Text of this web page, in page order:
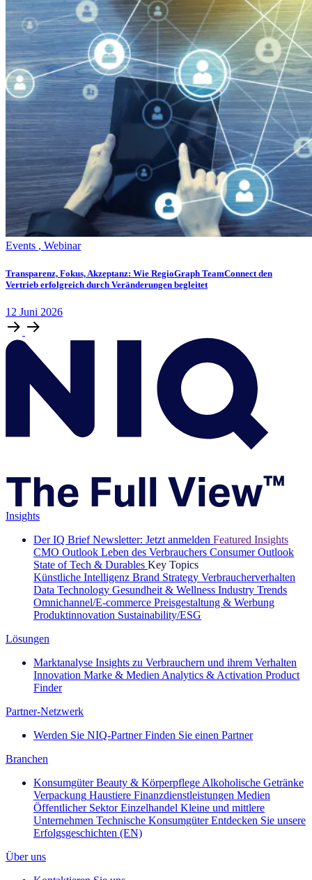
Events , Webinar
Transparenz, Fokus, Akzeptanz: Wie RegioGraph TeamConnect den
Vertrieb erfolgreich durch Veränderungen begleitet
12 Juni 2026
Insights
Der IQ Brief Newsletter: Jetzt anmelden Featured Insights
CMO Outlook Leben des Verbrauchers Consumer Outlook
State of Tech & Durables Key Topics
Künstliche Intelligenz Brand Strategy Verbraucherverhalten
Data Technology Gesundheit & Wellness Industry Trends
Omnichannel/E-commerce Preisgestaltung & Werbung
Produktinnovation Sustainability/ESG
Lösungen
Marktanalyse Insights zu Verbrauchern und ihrem Verhalten
Innovation Marke & Medien Analytics & Activation Product
Finder
Partner-Netzwerk
Werden Sie NIQ-Partner Finden Sie einen Partner
Branchen
Konsumgüter Beauty & Körperpflege Alkoholische Getränke
Verpackung Haustiere Finanzdienstleistungen Medien
Öffentlicher Sektor Einzelhandel Kleine und mittlere
Unternehmen Technische Konsumgüter Entdecken Sie unsere
Erfolgsgeschichten (EN)
Über uns